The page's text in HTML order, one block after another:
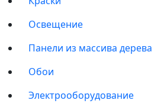
Освещение
Панели из массива дерева
Обои
Электрооборудование